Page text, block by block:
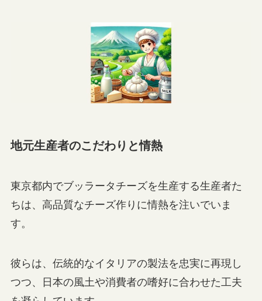
地元生産者のこだわりと情熱
東京都内でブッラータチーズを生産する生産者た
ちは、高品質なチーズ作りに情熱を注いでいま
す。
彼らは、伝統的なイタリアの製法を忠実に再現し
つつ、日本の風土や消費者の嗜好に合わせた工夫